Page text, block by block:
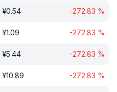
¥0.54 -272.83 %
¥1.09 -272.83 %
¥5.44 -272.83 %
¥10.89 -272.83 %